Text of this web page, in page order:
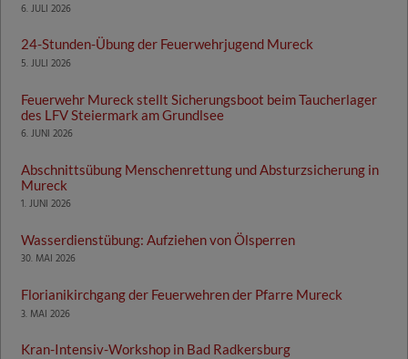
6. JULI 2026
24-Stunden-Übung der Feuerwehrjugend Mureck
5. JULI 2026
Feuerwehr Mureck stellt Sicherungsboot beim Taucherlager
des LFV Steiermark am Grundlsee
6. JUNI 2026
Abschnittsübung Menschenrettung und Absturzsicherung in
Mureck
1. JUNI 2026
Wasserdienstübung: Aufziehen von Ölsperren
30. MAI 2026
Florianikirchgang der Feuerwehren der Pfarre Mureck
3. MAI 2026
Kran-Intensiv-Workshop in Bad Radkersburg